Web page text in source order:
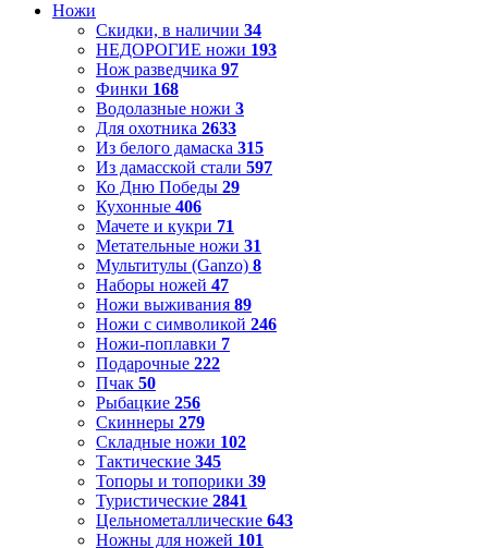
Ножи
Скидки, в наличии 34
НЕДОРОГИЕ ножи 193
Нож разведчика 97
Финки 168
Водолазные ножи 3
Для охотника 2633
Из белого дамаска 315
Из дамасской стали 597
Ко Дню Победы 29
Кухонные 406
Мачете и кукри 71
Метательные ножи 31
Мультитулы (Ganzo) 8
Наборы ножей 47
Ножи выживания 89
Ножи с символикой 246
Ножи-поплавки 7
Подарочные 222
Пчак 50
Рыбацкие 256
Скиннеры 279
Складные ножи 102
Тактические 345
Топоры и топорики 39
Туристические 2841
Цельнометаллические 643
Ножны для ножей 101